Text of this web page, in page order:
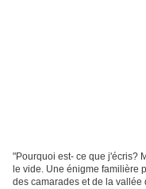
"Pourquoi est- ce que j'écris?
le vide. Une énigme familière
des camarades et de la vallée